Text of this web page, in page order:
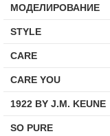
МОДЕЛИРОВАНИЕ
STYLE
CARE
CARE YOU
1922 BY J.M. KEUNE
SO PURE